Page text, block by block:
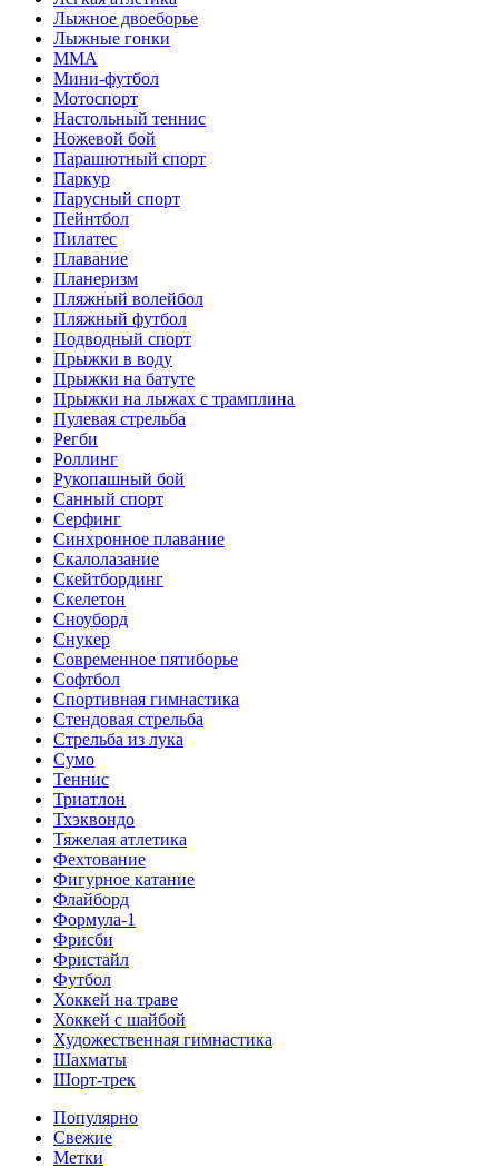
Лыжное двоеборье
Лыжные гонки
ММА
Мини-футбол
Мотоспорт
Настольный теннис
Ножевой бой
Парашютный спорт
Паркур
Парусный спорт
Пейнтбол
Пилатес
Плавание
Планеризм
Пляжный волейбол
Пляжный футбол
Подводный спорт
Прыжки в воду
Прыжки на батуте
Прыжки на лыжах с трамплина
Пулевая стрельба
Регби
Роллинг
Рукопашный бой
Санный спорт
Серфинг
Синхронное плавание
Скалолазание
Скейтбординг
Скелетон
Сноуборд
Снукер
Современное пятиборье
Софтбол
Спортивная гимнастика
Стендовая стрельба
Стрельба из лука
Сумо
Теннис
Триатлон
Тхэквондо
Тяжелая атлетика
Фехтование
Фигурное катание
Флайборд
Формула-1
Фрисби
Фристайл
Футбол
Хоккей на траве
Хоккей с шайбой
Художественная гимнастика
Шахматы
Шорт-трек
Популярно
Свежие
Метки